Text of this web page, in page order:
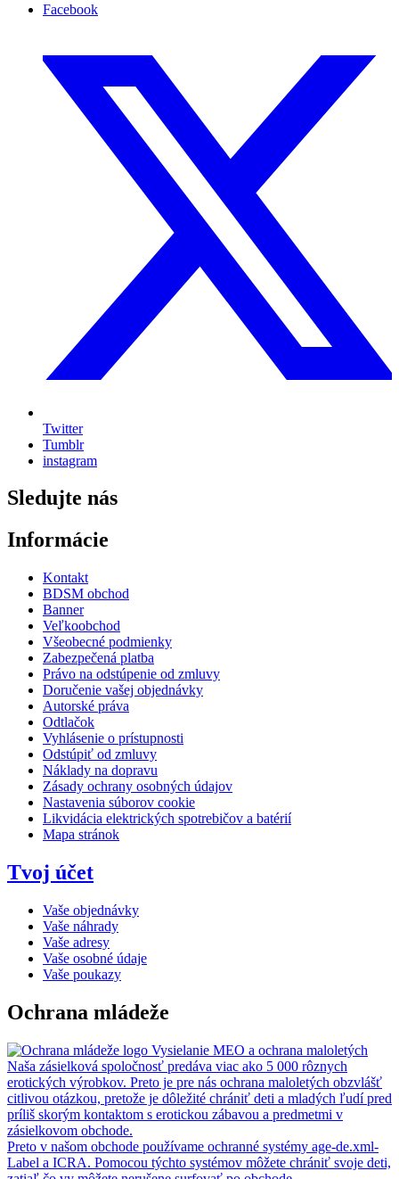
Facebook
Twitter
Tumblr
instagram
Sledujte nás
Informácie
Kontakt
BDSM obchod
Banner
Veľkoobchod
Všeobecné podmienky
Zabezpečená platba
Právo na odstúpenie od zmluvy
Doručenie vašej objednávky
Autorské práva
Odtlačok
Vyhlásenie o prístupnosti
Odstúpiť od zmluvy
Náklady na dopravu
Zásady ochrany osobných údajov
Nastavenia súborov cookie
Likvidácia elektrických spotrebičov a batérií
Mapa stránok
Tvoj účet
Vaše objednávky
Vaše náhrady
Vaše adresy
Vaše osobné údaje
Vaše poukazy
Ochrana mládeže
Vysielanie MEO a ochrana maloletých
Naša zásielková spoločnosť predáva viac ako 5 000 rôznych
erotických výrobkov. Preto je pre nás ochrana maloletých obzvlášť
citlivou otázkou, pretože je dôležité chrániť deti a mladých ľudí pred
príliš skorým kontaktom s erotickou zábavou a predmetmi v
zásielkovom obchode.
Preto v našom obchode používame ochranné systémy age-de.xml-
Label a ICRA. Pomocou týchto systémov môžete chrániť svoje deti,